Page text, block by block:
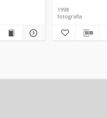
1998
fotografia